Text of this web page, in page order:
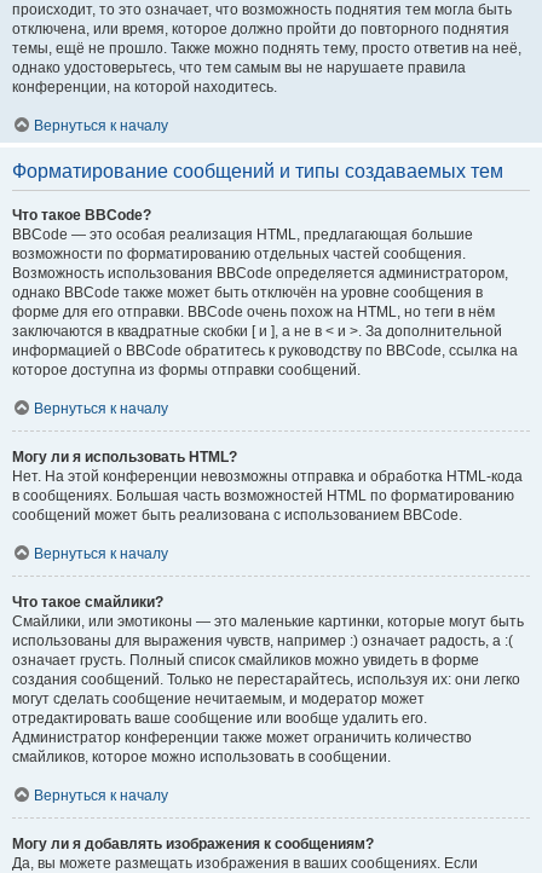
происходит, то это означает, что возможность поднятия тем могла быть
отключена, или время, которое должно пройти до повторного поднятия
темы, ещё не прошло. Также можно поднять тему, просто ответив на неё,
однако удостоверьтесь, что тем самым вы не нарушаете правила
конференции, на которой находитесь.
Вернуться к началу
Форматирование сообщений и типы создаваемых тем
Что такое BBCode?
BBCode — это особая реализация HTML, предлагающая большие
возможности по форматированию отдельных частей сообщения.
Возможность использования BBCode определяется администратором,
однако BBCode также может быть отключён на уровне сообщения в
форме для его отправки. BBCode очень похож на HTML, но теги в нём
заключаются в квадратные скобки [ и ], а не в < и >. За дополнительной
информацией о BBCode обратитесь к руководству по BBCode, ссылка на
которое доступна из формы отправки сообщений.
Вернуться к началу
Могу ли я использовать HTML?
Нет. На этой конференции невозможны отправка и обработка HTML-кода
в сообщениях. Большая часть возможностей HTML по форматированию
сообщений может быть реализована с использованием BBCode.
Вернуться к началу
Что такое смайлики?
Смайлики, или эмотиконы — это маленькие картинки, которые могут быть
использованы для выражения чувств, например :) означает радость, а :(
означает грусть. Полный список смайликов можно увидеть в форме
создания сообщений. Только не перестарайтесь, используя их: они легко
могут сделать сообщение нечитаемым, и модератор может
отредактировать ваше сообщение или вообще удалить его.
Администратор конференции также может ограничить количество
смайликов, которое можно использовать в сообщении.
Вернуться к началу
Могу ли я добавлять изображения к сообщениям?
Да, вы можете размещать изображения в ваших сообщениях. Если